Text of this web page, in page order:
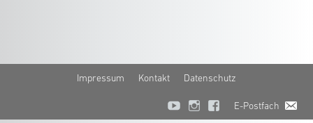
Impressum Kontakt Datenschutz
E-Postfach